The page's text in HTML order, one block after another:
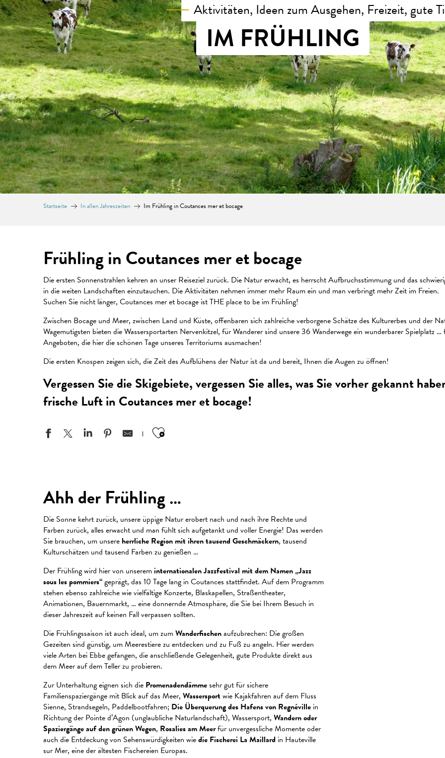
Aktivitäten, Ideen zum Ausgehen, Freizeit, gute
IM FRÜHLING
Startseite In allen Jahreszeiten Im Frühling in Coutances mer et bocage
Frühling in Coutances mer et bocage
Die ersten Sonnenstrahlen kehren an unser Reiseziel zurück. Die Natur erwacht, es herrscht Aufbruchsstimmung und das
in die weiten Landschaften einzutauchen. Die Aktivitäten nehmen immer mehr Raum ein und man verbringt mehr Zeit im Freien.
Suchen Sie nicht länger, Coutances mer et bocage ist THE place to be im Frühling!
Zwischen Bocage und Meer, zwischen Land und Küste, offenbaren sich zahlreiche verborgene Schätze des Kulturerbes und der
Wagemutigsten bieten die Wassersportarten Nervenkitzel, für Wanderer sind unsere 36 Wanderwege ein wunderbarer Spielplatz
Angeboten, die hier die schönen Tage unseres Territoriums ausmachen!
Die ersten Knospen zeigen sich, die Zeit des Aufblühens der Natur ist da und bereit, Ihnen die Augen zu öffnen!
Vergessen Sie die Skigebiete, vergessen Sie alles, was Sie vorher gekannt
frische Luft in Coutances mer et bocage!
Ajouter aux favoris
Ahh der Frühling …
Die Sonne kehrt zurück, unsere üppige Natur erobert nach und nach ihre Rechte und
Farben zurück, alles erwacht und man fühlt sich aufgetankt und voller Energie! Das werden
Sie brauchen, um unsere herrliche Region mit ihren tausend Geschmäckern, tausend
Kulturschätzen und tausend Farben zu genießen …
Der Frühling wird hier von unserem internationalen Jazzfestival mit dem Namen „Jazz
sous les pommiers“geprägt, das 10 Tage lang in Coutances stattfindet. Auf dem Programm
stehen ebenso zahlreiche wie vielfältige Konzerte, Blaskapellen, Straßentheater,
Animationen, Bauernmarkt, … eine donnernde Atmosphäre, die Sie bei Ihrem Besuch in
dieser Jahreszeit auf keinen Fall verpassen sollten.
Die Frühlingssaison ist auch ideal, um zumWanderfischenaufzubrechen: Die großen
Gezeiten sind günstig, um Meerestiere zu entdecken und zu Fuß zu angeln. Hier werden
viele Arten bei Ebbe gefangen, die anschließende Gelegenheit, gute Produkte direkt aus
dem Meer auf dem Teller zu probieren.
Zur Unterhaltung eignen sich die Promenadendämmesehr gut für sichere
Familienspaziergänge mit Blick auf das Meer, Wassersport wie Kajakfahren auf dem Fluss
Sienne, Strandsegeln, Paddelbootfahren; Die Überquerung des Hafens von Regnéville in
Richtung der Pointe d’Agon (unglaubliche Naturlandschaft), Wassersport, Wandern oder
Spaziergänge auf den grünen Wegen, Rosalies am Meerfür unvergessliche Momente oder
auch die Entdeckung von Sehenswürdigkeiten wiedie Fischerei La Maillard in Hauteville
sur Mer, eine der ältesten Fischereien Europas.